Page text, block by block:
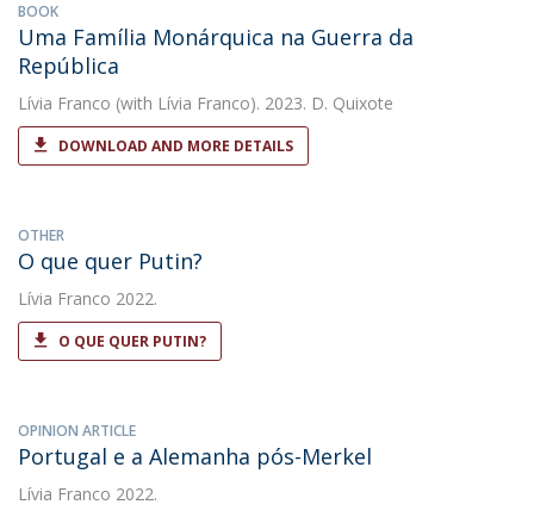
BOOK
Uma Família Monárquica na Guerra da
República
Lívia Franco (with Lívia Franco). 2023. D. Quixote
DOWNLOAD AND MORE DETAILS
OTHER
O que quer Putin?
Lívia Franco 2022.
O QUE QUER PUTIN?
OPINION ARTICLE
Portugal e a Alemanha pós-Merkel
Lívia Franco 2022.